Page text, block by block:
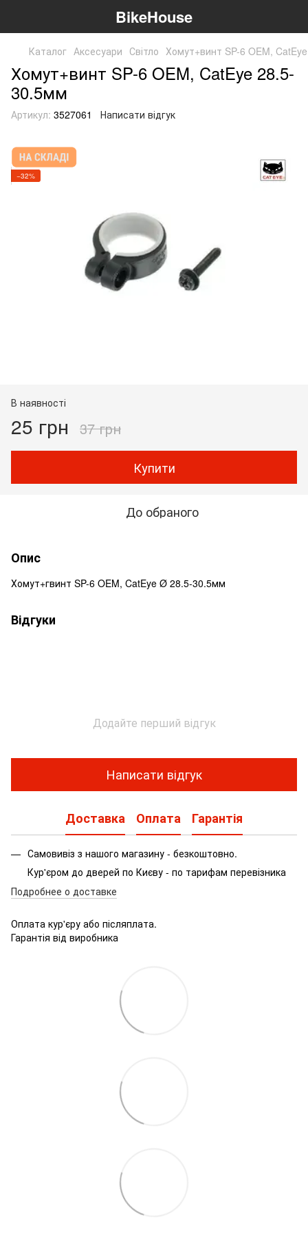
BikeHouse
Каталог Аксесуари Світло Хомут+винт SP-6 OEM,
Хомут+винт SP-6 OEM, CatEye 28.5-
30.5мм
Артикул: 3527061 Написати відгук
−32%
В наявності
25 грн 37 грн
Купити
До обраного
Опис
Хомут+гвинт SP-6 OEM, CatEye Ø 28.5-30.5мм
Відгуки
Додайте перший відгук
Написати відгук
Доставка Оплата Гарантія
Самовивіз з нашого магазину - безкоштовно.
Кур'єром до дверей по Києву - по тарифам перевізника
Подробнее о доставке
Оплата кур'єру або післяплата.
Гарантія від виробника